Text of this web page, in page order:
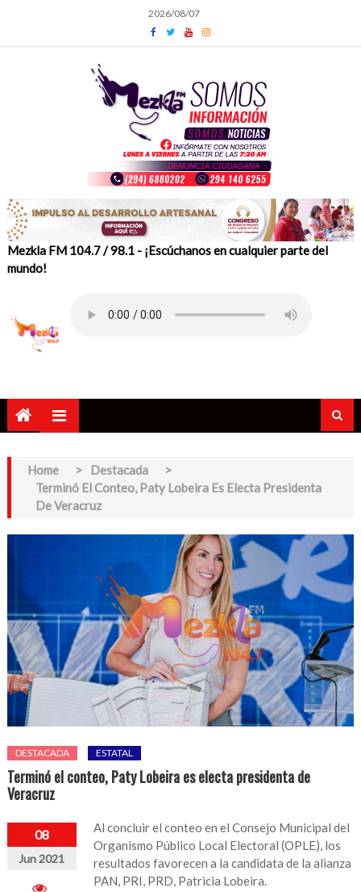
content
2026/08/07
Mezkla FM 104.7 / 98.1 - ¡Escúchanos en cualquier parte del
mundo!
Home > Destacada
>
Terminó El Conteo, Paty Lobeira Es Electa Presidenta
De Veracruz
DESTACADA ESTATAL
Terminó el conteo, Paty Lobeira es electa presidenta de
Veracruz
08
Jun 2021
Al concluir el conteo en el Consejo Municipal del
Organismo Público Local Electoral (OPLE), los
resultados favorecen a la candidata de la alianza
PAN, PRI, PRD, Patricia Lobeira.